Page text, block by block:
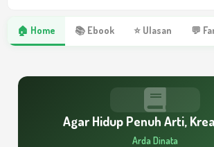
🏠 Home 📚 Ebook ⭐ Ulasan 💬
Agar Hidup Penuh Arti,
Arda Dinata